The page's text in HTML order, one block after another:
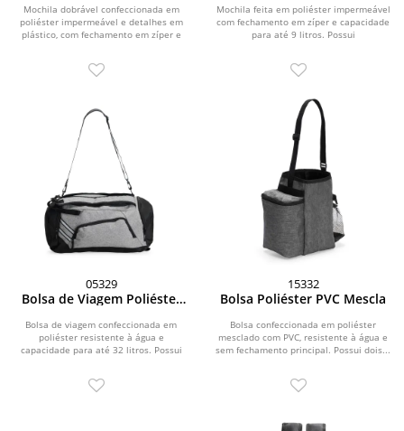
Mochila dobrável confeccionada em
poliéster impermeável e detalhes em
plástico, com fechamento em zíper e
Mochila feita em poliéster impermeável
com fechamento em zíper e capacidade
para até 9 litros. Possui
05329
Bolsa de Viagem Poliéster
Bolsa de viagem confeccionada em
poliéster resistente à água e
capacidade para até 32 litros. Possui
15332
Bolsa Poliéster PVC Mescla
Bolsa confeccionada em poliéster
mesclado com PVC, resistente à água e
sem fechamento principal. Possui dois...